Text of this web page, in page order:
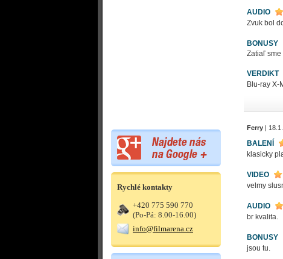
Rychlé kontakty
+420 775 590 770
(Po-Pá: 8.00-16.00)
info@filmarena.cz
AUDIO
Zvuk bol
BONUSY
Zatiaľ
VERDIKT
Blu-ray X-
Ferry |
BALENÍ
klasicky
VIDEO
velmy
AUDIO
br kvalita.
BONUSY
jsou tu.